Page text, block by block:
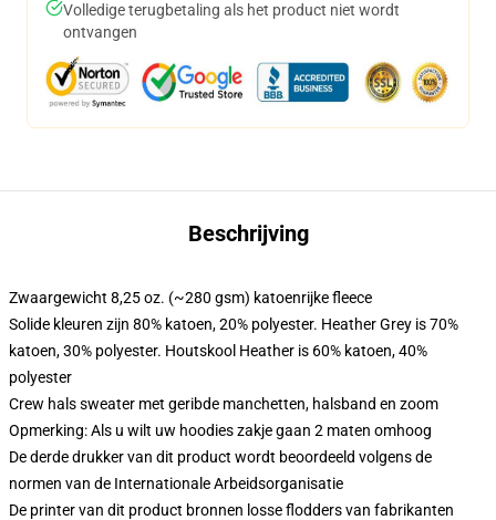
Volledige terugbetaling als het product niet wordt
ontvangen
Beschrijving
Zwaargewicht 8,25 oz. (~280 gsm) katoenrijke fleece
Solide kleuren zijn 80% katoen, 20% polyester. Heather Grey is 70%
katoen, 30% polyester. Houtskool Heather is 60% katoen, 40%
polyester
Crew hals sweater met geribde manchetten, halsband en zoom
Opmerking: Als u wilt uw hoodies zakje gaan 2 maten omhoog
De derde drukker van dit product wordt beoordeeld volgens de
normen van de Internationale Arbeidsorganisatie
De printer van dit product bronnen losse flodders van fabrikanten